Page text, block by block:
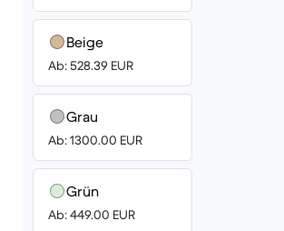
Beige
Ab: 528.39 EUR
Grau
Ab: 1300.00 EUR
Grün
Ab: 449.00 EUR